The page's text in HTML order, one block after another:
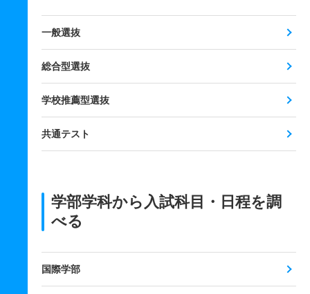
一般選抜
総合型選抜
学校推薦型選抜
共通テスト
学部学科から入試科目・日程を調
べる
国際学部